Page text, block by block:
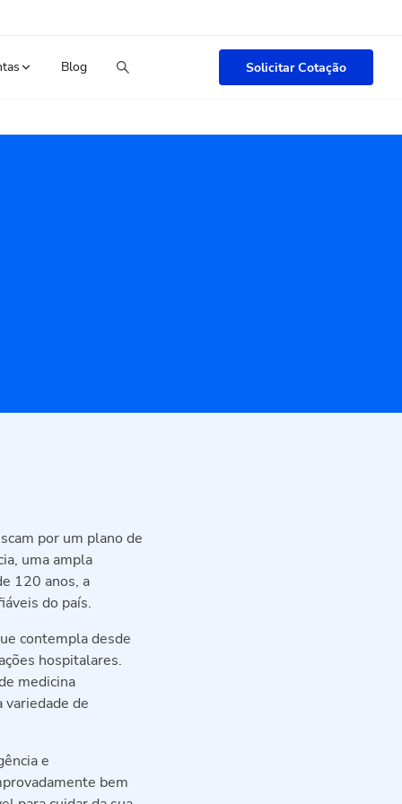
Blog Solicitar Cotação
por um plano de
uma ampla
120 anos, a
do país.
contempla desde
hospitalares.
medicina
variedade de
e
bem